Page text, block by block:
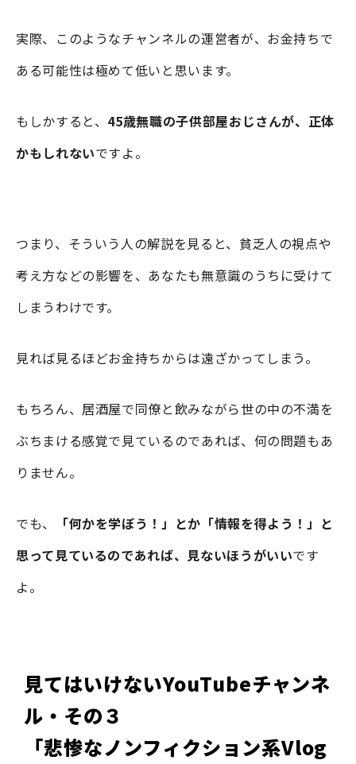
実際、このようなチャンネルの運営者が、お金持ちで
ある可能性は極めて低いと思います。
もしかすると、 45歳無職の子供部屋おじさんが、正体
かもしれないですよ。
つまり、そういう人の解説を見ると、貧乏人の視点や
考え方などの影響を、あなたも無意識のうちに受けて
しまうわけです。
見れば見るほどお金持ちからは遠ざかってしまう。
もちろん、居酒屋で同僚と飲みながら世の中の不満を
ぶちまける感覚で見ているのであれば、何の問題もあ
りません。
でも、
「何かを学ぼう！」とか「情報を得よう！」と
思って見ているのであれば、見ないほうがいいです
よ。
見てはいけないYouTubeチャンネ
ル・その３
「悲惨なノンフィクション系Vlog